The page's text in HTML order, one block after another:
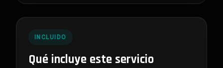
INCLUIDO
Qué incluye este servicio